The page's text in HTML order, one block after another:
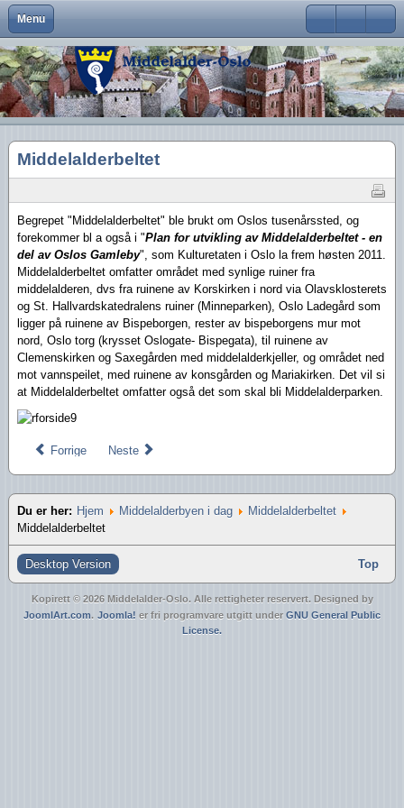
Menu Close
Om Middelalder-Oslo
Hva er Middelalder-Oslo?
Hva vi vil
Aktiviteter
Middelalderbyen i dag
Oslo i middelalderen
Lederartikler
Medlemsfordeler og faste arrangementer
Vedtekter
Foreningens navn og logo
Gangvaktprisen
Styremedlemmer
Kontakt oss
Kontaktinfo
Formål
Visjon
Handlingsplan
Middelalderbyens framtid
Uttalelser
Møter og foredrag
Våre arrangementer
Medlemsturer
Andres arrangementer
Gjennomførte arrangementer
Gjennomførte turer
Middelalderbeltet
Middelalderparken
Presse
Middelalderbyen
Dagligliv
Arkeologiske funn
Ny viten
Medlemsblad
Brukernavn
Passord
Husk meg
Glemt ditt passord?
Middelalderbeltet
Begrepet "Middelalderbeltet" ble brukt om Oslos tusenårssted, og
forekommer bl a også i "Plan for utvikling av Middelalderbeltet - en
del av Oslos Gamleby", som Kulturetaten i Oslo la frem høsten 2011.
Middelalderbeltet omfatter området med synlige ruiner fra
middelalderen, dvs fra ruinene av Korskirken i nord via Olavsklosterets
og St. Hallvardskatedralens ruiner (Minneparken), Oslo Ladegård som
ligger på ruinene av Bispeborgen, rester av bispeborgens mur mot
nord, Oslo torg (krysset Oslogate- Bispegata), til ruinene av
Clemenskirken og Saxegården med middelalderkjeller, og området ned
mot vannspeilet, med ruinene av konsgården og Mariakirken. Det vil si
at Middelalderbeltet omfatter også det som skal bli Middelalderparken.
Forrige Neste
Du er her: Hjem Middelalderbyen i dag
Middelalderbeltet
Middelalderbeltet
Desktop Version Top
Kopirett © 2026 Middelalder-Oslo. Alle rettigheter reservert. Designed by
JoomlArt.com. Joomla! er fri programvare utgitt under GNU General Public
License.